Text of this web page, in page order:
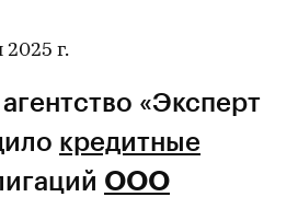
г.
«Эксперт
кредитные
ООО